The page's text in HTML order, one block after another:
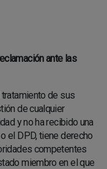
ante las
de sus
de cualquier
y no ha recibido una
el DPD, tiene derecho
competentes
miembro en el que